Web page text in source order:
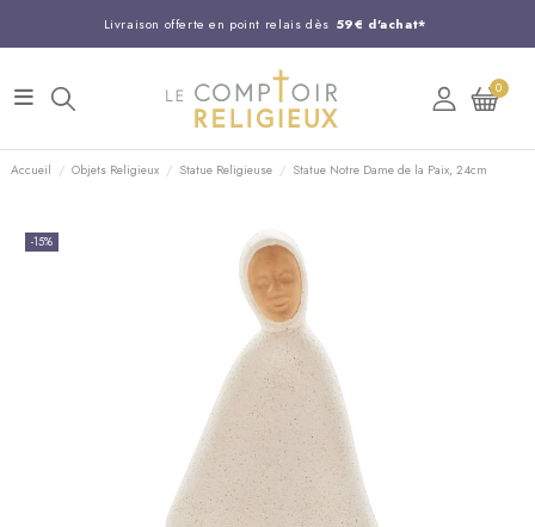
Livraison offerte en point relais dès 59€ d'achat*
Entreprise Française familiale
Support client disponible au 03 20 24 74 15
Commandez avant 14H, expédition le jour même !
0
Accueil Objets Religieux Statue Religieuse Statue Notre Dame de la Paix, 24cm
-15%